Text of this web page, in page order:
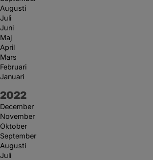
Augusti
Juli
Juni
Maj
April
Mars
Februari
Januari
År:
2022
December
November
Oktober
September
Augusti
Juli